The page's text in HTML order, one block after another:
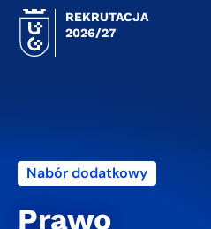
REKRUTACJA
2026/27
Nabór dodatkowy
Prawo